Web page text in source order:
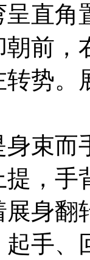
直
朝前
势。
束
，手
身翻
手